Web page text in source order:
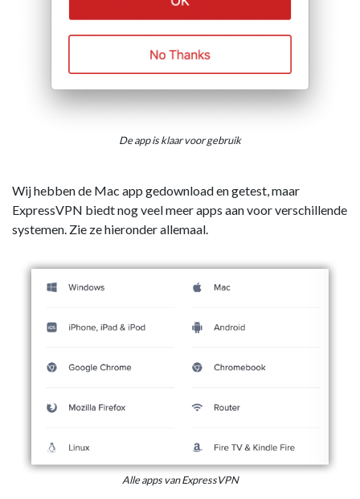
De app is klaar voor gebruik
Wij hebben de Mac app gedownload en getest, maar
ExpressVPN biedt nog veel meer apps aan voor verschillende
systemen. Zie ze hieronder allemaal.
Alle apps van ExpressVPN